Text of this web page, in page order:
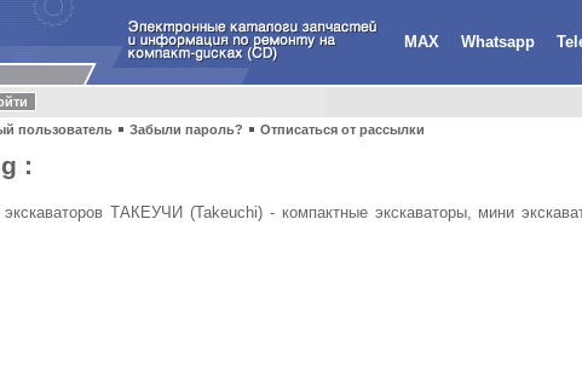
MAX Whatsapp
пользователь Забыли пароль? Отписаться от рассылки
:
ТАКЕУЧИ (Takeuchi) - компактные экскаваторы, мини